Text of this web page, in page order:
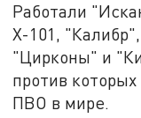
Работали
Х-101,
"Цирконы" и
против
ПВО в мире.